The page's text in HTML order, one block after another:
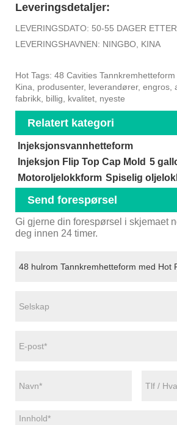
Leveringsdetaljer:
LEVERINGSDATO: 50-55 DAGER
LEVERINGSHAVNEN: NINGBO, KINA
Hot Tags: 48 Cavities
Kina, produsenter, leverandører, engros,
fabrikk, billig, kvalitet, nyeste
Relatert kategori
Injeksjonsvannhetteform
Injeksjon Flip Top Cap Mold 5
Motoroljelokkform Spiselig
Send forespørsel
Gi gjerne din forespørsel i skjemaet
deg innen 24 timer.